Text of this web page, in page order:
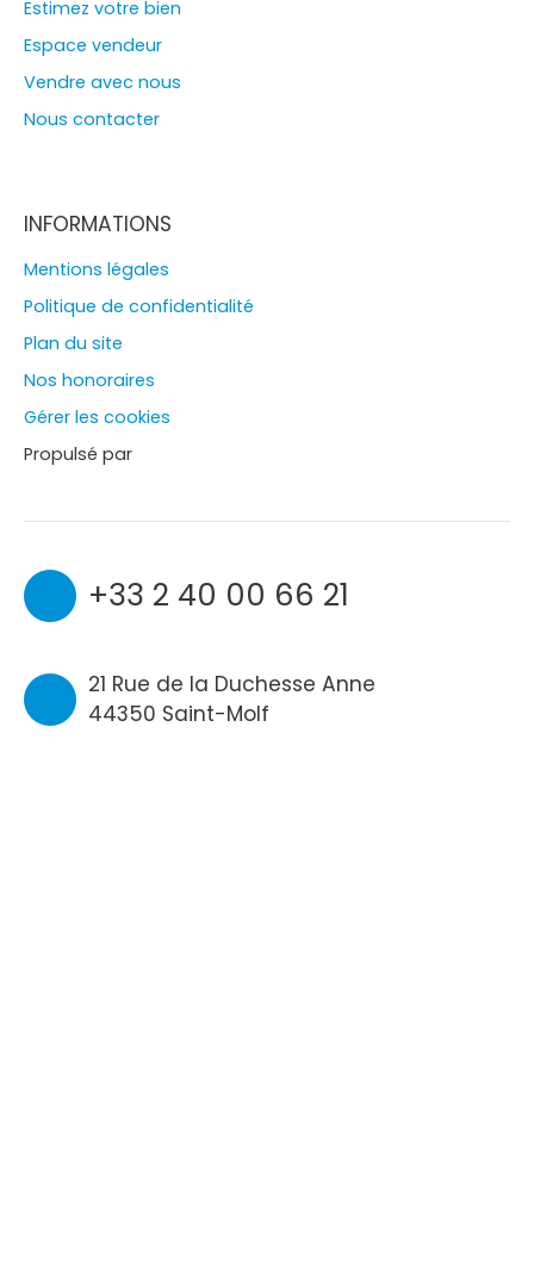
Estimez votre bien
Espace vendeur
Vendre avec nous
Nous contacter
INFORMATIONS
Mentions légales
Politique de confidentialité
Plan du site
Nos honoraires
Gérer les cookies
Propulsé par
+33 2 40 00 66 21
21 Rue de la Duchesse Anne
44350 Saint-Molf